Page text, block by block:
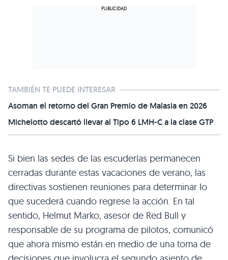
TAMBIÉN TE PUEDE INTERESAR
Asoman el retorno del Gran Premio de Malasia en 2026
Michelotto descartó llevar al Tipo 6 LMH-C a la clase GTP
Si bien las sedes de las escuderías permanecen
cerradas durante estas vacaciones de verano, las
directivas sostienen reuniones para determinar lo
que sucederá cuando regrese la acción. En tal
sentido, Helmut Marko, asesor de Red Bull y
responsable de su programa de pilotos, comunicó
que ahora mismo están en medio de una toma de